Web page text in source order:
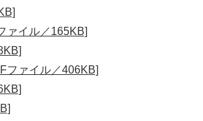
ァイル／165KB]
ファイル／406KB]